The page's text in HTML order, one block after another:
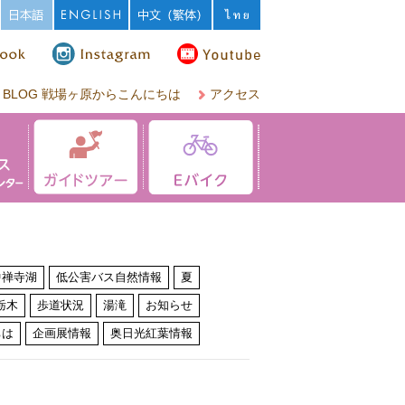
BLOG 戦場ヶ原からこんにちは アクセス
寺湖 低公害バス自然情報 夏
木 歩道状況 湯滝 お知らせ
企画展情報 奥日光紅葉情報